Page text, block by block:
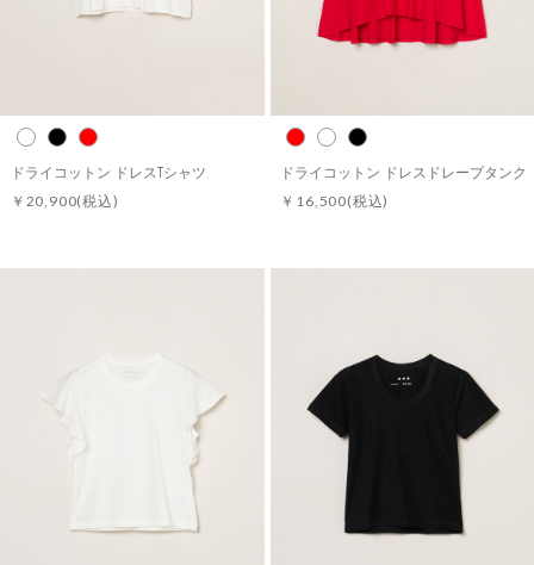
ドライコットン ドレスTシャツ
￥20,900(税込)
ドライコットン ドレスドレープタンク
￥16,500(税込)